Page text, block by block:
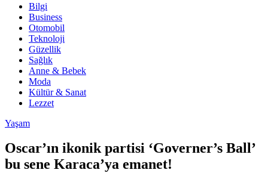
Bilgi
Business
Otomobil
Teknoloji
Güzellik
Sağlık
Anne & Bebek
Moda
Kültür & Sanat
Lezzet
Yaşam
Oscar’ın ikonik partisi ‘Governer’s Ball’
bu sene Karaca’ya emanet!